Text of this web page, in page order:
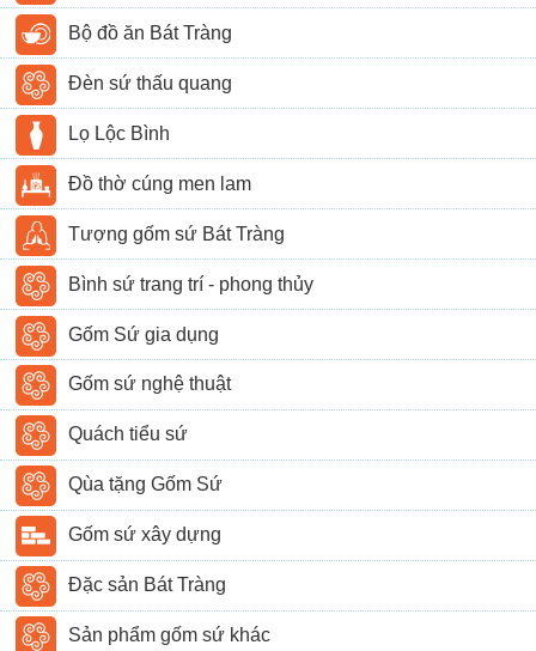
Bộ đồ ăn Bát Tràng
Đèn sứ thấu quang
Lọ Lộc Bình
Đồ thờ cúng men lam
Tượng gốm sứ Bát Tràng
Bình sứ trang trí - phong thủy
Gốm Sứ gia dụng
Gốm sứ nghệ thuật
Quách tiểu sứ
Qùa tặng Gốm Sứ
Gốm sứ xây dựng
Đặc sản Bát Tràng
Sản phẩm gốm sứ khác